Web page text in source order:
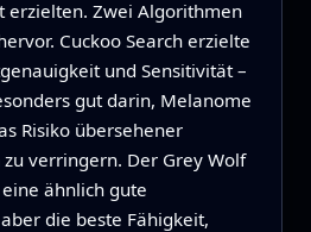
erzielten. Zwei Algorithmen
Cuckoo Search erzielte
und Sensitivität –
gut darin, Melanome
Risiko übersehener
verringern. Der Grey Wolf
ähnlich gute
die beste Fähigkeit,